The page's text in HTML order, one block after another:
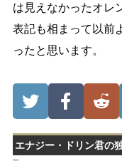
は見えなかったオレ
表記も相まって以前
ったと思います。
エナジー・ドリン君の